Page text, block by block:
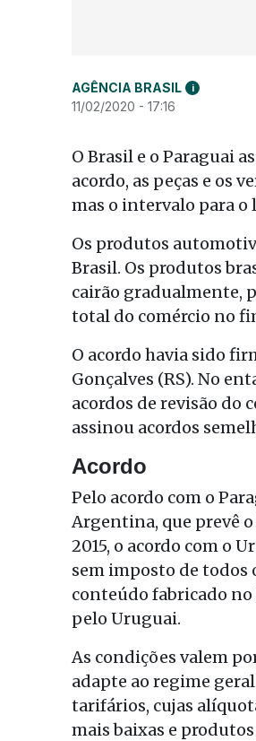
AGÊNCIA BRASIL i
11/02/2020 - 17:16
O Brasil e o Paraguai
acordo, as peças e os
mas o intervalo para o
Os produtos
Brasil. Os produtos
cairão gradualmente,
total do comércio no
O acordo havia sido
Gonçalves (RS). No
acordos de revisão do
assinou acordos
Acordo
Pelo acordo com o
Argentina, que prevê
2015, o acordo com o
sem imposto de todos
conteúdo fabricado no
pelo Uruguai.
As condições valem
adapte ao regime
tarifários, cujas
mais baixas e